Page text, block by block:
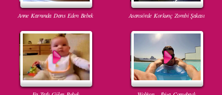
Anne Karnında Dans Eden Bebek Asansörde Korkunç Zombi Şakası